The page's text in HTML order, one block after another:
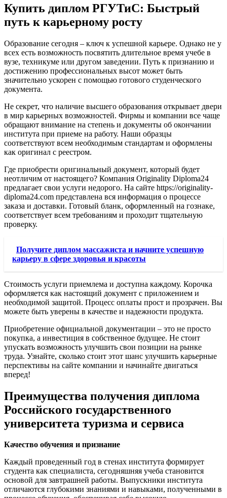
Купить диплом РГУТиС: Быстрый
путь к карьерному росту
Образование сегодня – ключ к успешной карьере. Однако не у
всех есть возможность посвятить длительное время учебе в
вузе, техникуме или другом заведении. Путь к признанию и
достижению профессиональных высот может быть
значительно ускорен с помощью готового студенческого
документа.
Не секрет, что наличие высшего образования открывает двери
в мир карьерных возможностей. Фирмы и компании все чаще
обращают внимание на степень и документы об окончании
института при приеме на работу. Наши образцы
соответствуют всем необходимым стандартам и оформлены
как оригинал с реестром.
Где приобрести оригинальный документ, который будет
неотличим от настоящего? Компания Originality Diploma24
предлагает свои услуги недорого. На сайте https://originality-
diploma24.com представлена вся информация о процессе
заказа и доставки. Готовый бланк, оформленный на гознаке,
соответствует всем требованиям и проходит тщательную
проверку.
Получите диплом массажиста и начните успешную
карьеру в сфере здоровья и красоты
Стоимость услуги приемлема и доступна каждому. Корочка
оформляется как настоящий документ с приложением и
необходимой защитой. Процесс оплаты прост и прозрачен. Вы
можете быть уверены в качестве и надежности продукта.
Приобретение официальной документации – это не просто
покупка, а инвестиция в собственное будущее. Не стоит
упускать возможность улучшить свои позиции на рынке
труда. Узнайте, сколько стоит этот шанс улучшить карьерные
перспективы на сайте компании и начинайте двигаться
вперед!
Преимущества получения диплома
Российского государственного
университета туризма и сервиса
Качество обучения и признание
Каждый проведенный год в стенах института формирует
студента как специалиста, сегодняшняя учеба становится
основой для завтрашней работы. Выпускники института
отличаются глубокими знаниями и навыками, полученными в